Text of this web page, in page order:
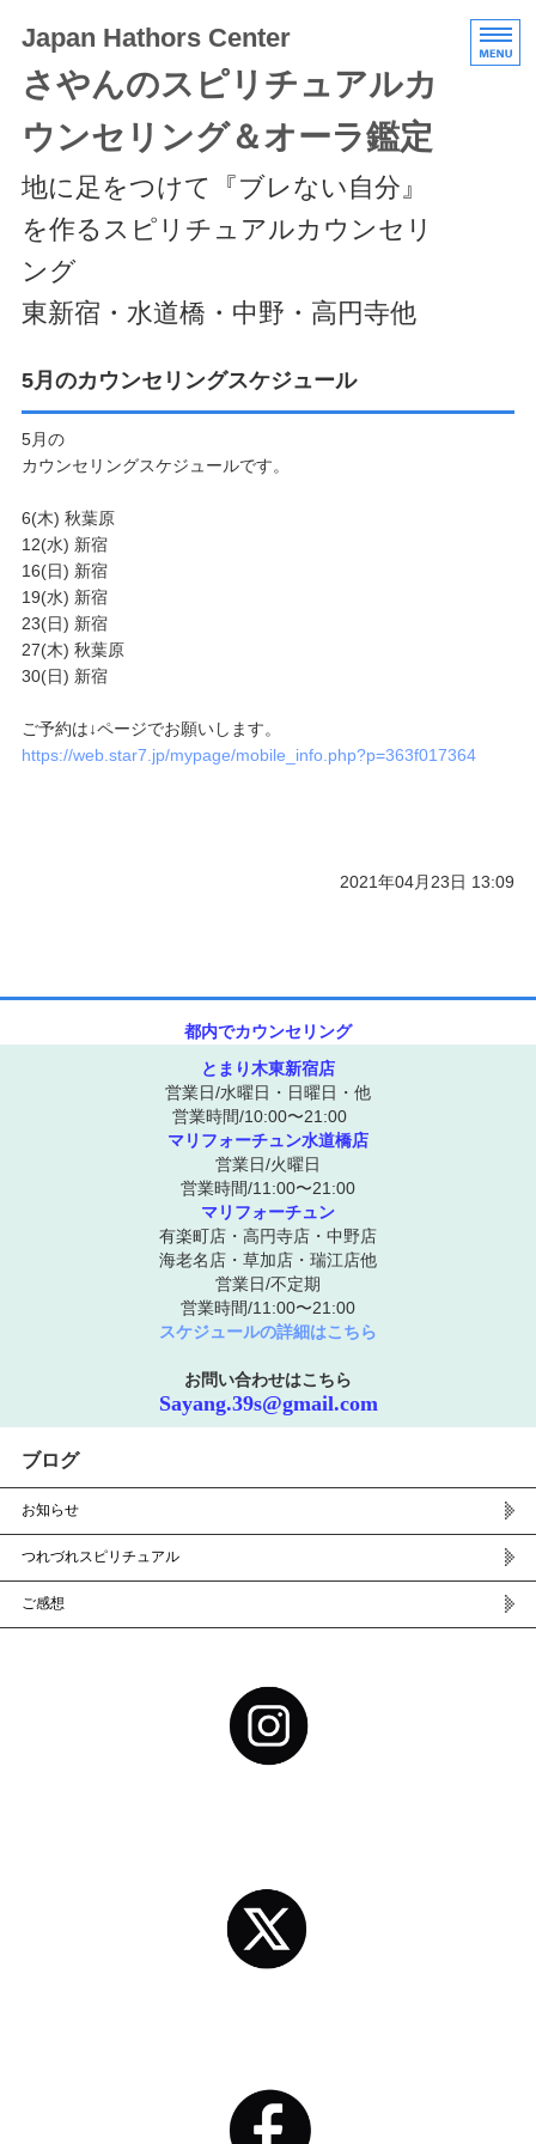
Japan Hathors Center
さやんのスピリチュアルカ
ウンセリング＆オーラ鑑定
地に足をつけて『ブレない自分』
を作るスピリチュアルカウンセリ
ング
東新宿・水道橋・中野・高円寺他
HOME
エキスパートクラス
スケジュール/アクセス
ご予約/お問い合わせ
5月のカウンセリングスケジュール
5月の
カウンセリングスケジュールです。
6(木) 秋葉原
12(水) 新宿
16(日) 新宿
19(水) 新宿
23(日) 新宿
27(木) 秋葉原
30(日) 新宿
ご予約は↓ページでお願いします。
https://web.star7.jp/mypage/mobile_info.php?p=363f017364
2021年04月23日 13:09
都内でカウンセリング
とまり木東新宿店
営業日/水曜日・日曜日・他
営業時間/10:00〜21:00
マリフォーチュン水道橋店
営業日/火曜日
営業時間/11:00〜21:00
マリフォーチュン
有楽町店・高円寺店・中野店
海老名店・草加店・瑞江店他
営業日/不定期
営業時間/11:00〜21:00
スケジュールの詳細はこちら
お問い合わせはこちら
Sayang.39s@gmail.com
ブログ
お知らせ
つれづれスピリチュアル
ご感想